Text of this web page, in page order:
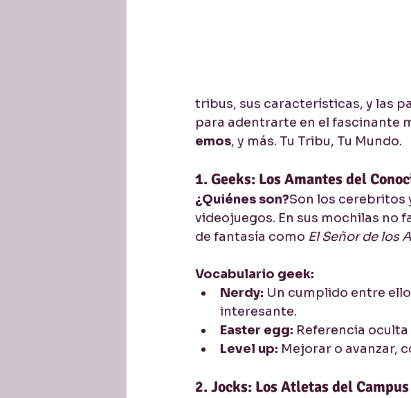
tribus, sus características, y las
para adentrarte en el fascinante
emos, y más. Tu Tribu, Tu Mundo.
1. Geeks: Los Amantes del
¿Quiénes son?Son los cerebritos
videojuegos. En sus mochilas no
de fantasía como El Señor de los
Vocabulario geek:
Nerdy: Un cumplido entre
interesante.
Easter egg: Referencia
Level up: Mejorar o avanzar,
2. Jocks: Los Atletas del Campus